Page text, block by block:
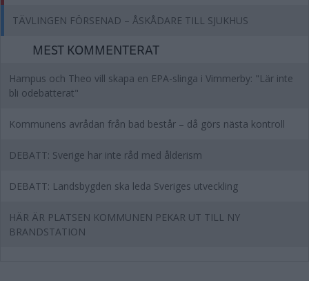
TÄVLINGEN FÖRSENAD – ÅSKÅDARE TILL SJUKHUS
MEST KOMMENTERAT
Hampus och Theo vill skapa en EPA-slinga i Vimmerby: "Lär inte
bli odebatterat"
Kommunens avrådan från bad består – då görs nästa kontroll
DEBATT: Sverige har inte råd med ålderism
DEBATT: Landsbygden ska leda Sveriges utveckling
HÄR ÄR PLATSEN KOMMUNEN PEKAR UT TILL NY
BRANDSTATION